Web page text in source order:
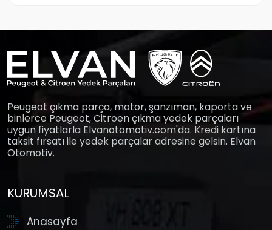
Peugeot çıkma parça, motor, şanzıman, kaporta ve
binlerce Peugeot, Citroen çıkma yedek parçaları
uygun fiyatlarla Elvanotomotiv.com'da. Kredi kartına
taksit fırsatı ile yedek parçalar adresine gelsin. Elvan
Otomotiv.
KURUMSAL
Anasayfa